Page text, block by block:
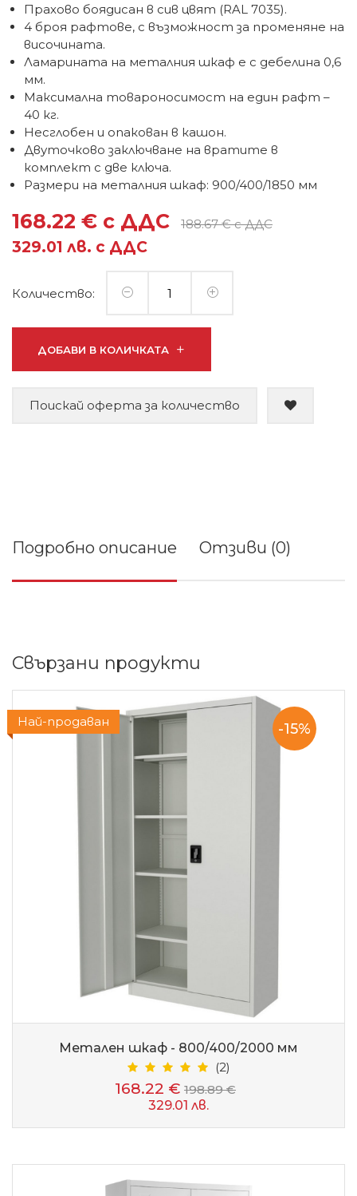
Прахово боядисан в сив цвят (RAL 7035).
4 броя рафтове, с възможност за променяне на
височината.
Ламарината на металния шкаф е с дебелина 0,6
мм.
Максимална товароносимост на един рафт –
40 кг.
Несглобен и опакован в кашон.
Двуточково заключване на вратите в
комплект с две ключа.
Размери на металния шкаф: 900/400/1850 мм
168.22 € с ДДС 188.67 € с ДДС
329.01 лв. с ДДС
Количество:
ДОБАВИ В КОЛИЧКАТА
Поискай оферта за количество
Подробно описание Отзиви (0)
Свързани продукти
Промо
Най-продаван -15%
Метален шкаф - 800/400/2000 мм
(2)
168.22 € 198.89 €
329.01 лв.